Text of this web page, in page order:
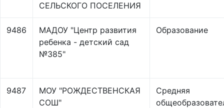
СЕЛЬСКОГО ПОСЕЛЕНИЯ
9486
МАДОУ "Центр развития
ребенка - детский сад
№385"
Образование
9487
МОУ "РОЖДЕСТВЕНСКАЯ
СОШ"
Средняя